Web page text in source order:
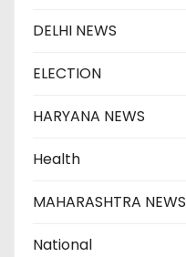
DELHI NEWS
ELECTION
HARYANA NEWS
Health
MAHARASHTRA NEWS
National